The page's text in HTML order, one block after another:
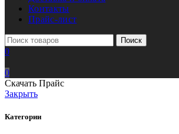
Контакты
Прайс-лист
Поиск
0
0
Скачать Прайс
Закрыть
Категории